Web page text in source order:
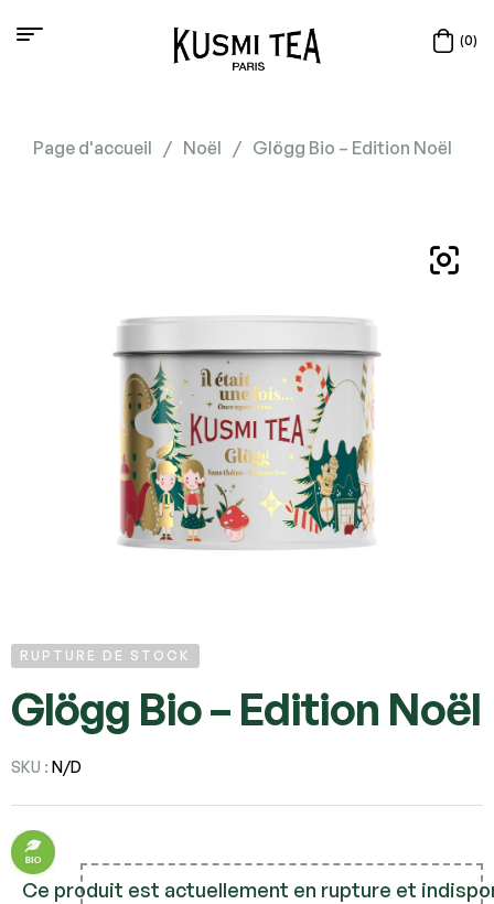
(0)
Page d'accueil / Noël / Glögg Bio – Edition Noël
RUPTURE DE STOCK
Glögg Bio – Edition Noël
SKU : N/D
Ce produit est actuellement en rupture et